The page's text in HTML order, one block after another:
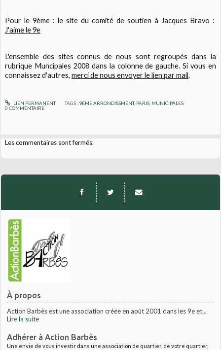
À propos
Action Barbès est une association créée en août 2001 dans les 9e et...
Lire la suite
Adhérer à Action Barbès
Une envie de vous investir dans une association de quartier, de votre quartier,
Pour le 9ème : le site du comité de soutien à Jacques Bravo :
J'aime le 9e
L'ensemble des sites connus de nous sont regroupés dans la
rubrique Muncipales 2008 dans la colonne de gauche. Si vous en
connaissez d'autres,merci de nous envoyer le lien par mail.
LIEN PERMANENT TAGS : 9ÈME ARRONDISSMENT, PARIS, MUNICIPALES
0 COMMENTAIRE
Les commentaires sont fermés.